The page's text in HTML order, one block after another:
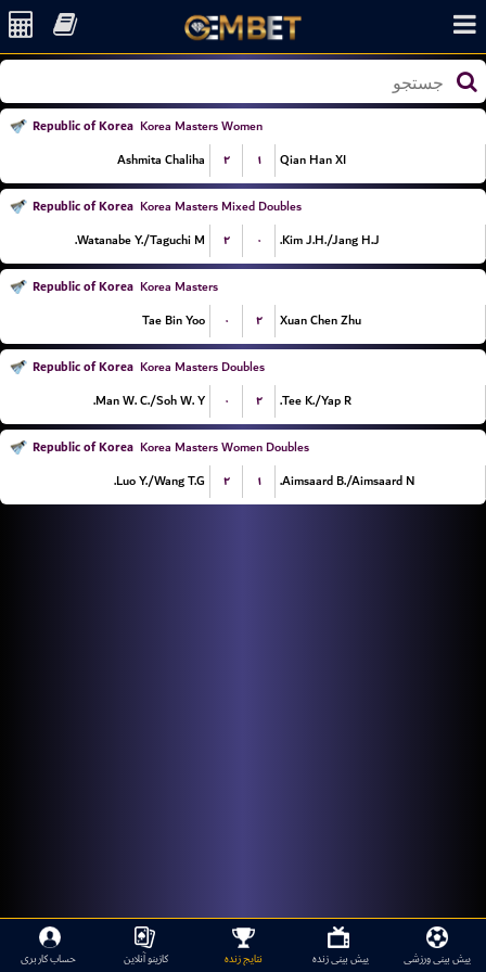
Republic of Korea Korea Masters Women
Ashmita Chaliha
۲ ۱ Qian Han XI
Republic of Korea Korea Masters Mixed Doubles
Watanabe Y./Taguchi M.
۲ ۰ Kim J.H./Jang H.J.
Republic of Korea Korea Masters
Tae Bin Yoo
۰ ۲ Xuan Chen Zhu
Republic of Korea Korea Masters Doubles
Man W. C./Soh W. Y.
۰ ۲ Tee K./Yap R.
Republic of Korea Korea Masters Women Doubles
Luo Y./Wang T.G.
۲ ۱ Aimsaard B./Aimsaard N.
پیش بینی ورزشی پیش بینی زنده نتایج زنده کازینو آنلاین حساب کاربری